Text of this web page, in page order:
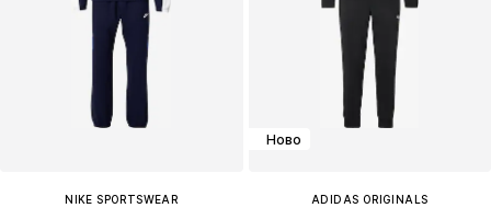
NIKE SPORTSWEAR
Ново
ADIDAS ORIGINALS